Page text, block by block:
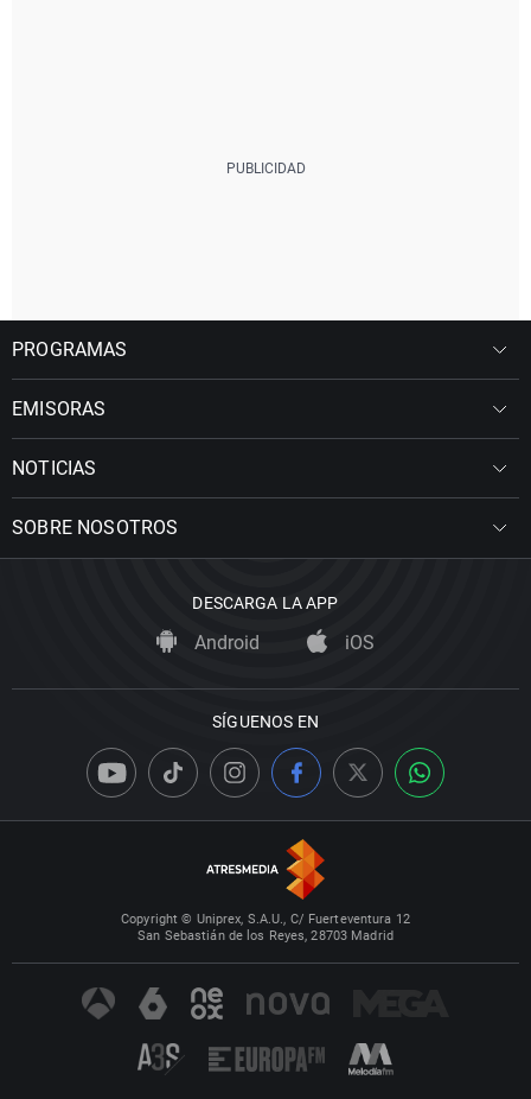
PROGRAMAS
EMISORAS
NOTICIAS
SOBRE NOSOTROS
DESCARGA LA APP
Android iOS
SÍGUENOS EN
Copyright © Uniprex, S.A.U., C/ Fuerteventura 12
San Sebastián de los Reyes, 28703 Madrid